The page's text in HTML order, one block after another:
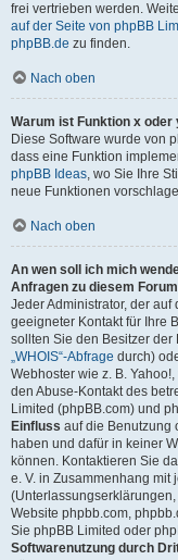
frei vertrieben werden.
auf der Seite von phpBB
phpBB.de zu finden.
Nach oben
Warum ist Funktion x oder
Diese Software wurde von
dass eine Funktion
phpBB Ideas, wo Sie Ihre
neue Funktionen
Nach oben
An wen soll ich mich
Anfragen zu diesem
Jeder Administrator, der auf
geeigneter Kontakt für Ihre
sollten Sie den Besitzer
„WHOIS“-Abfrage durch)
Webhoster wie z. B.
den Abuse-Kontakt des
Limited (phpBB.com) und
Einfluss auf die Benutzung
haben und dafür in keiner
können. Kontaktieren Sie
e. V. in Zusammenhang
Website phpbb.com,
Sie phpBB Limited oder
Softwarenutzung durch